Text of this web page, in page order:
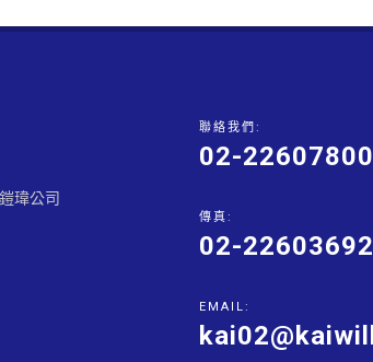
瑋公司
聯絡我們:
02-22607800
傳真:
02-22603692
EMAIL: